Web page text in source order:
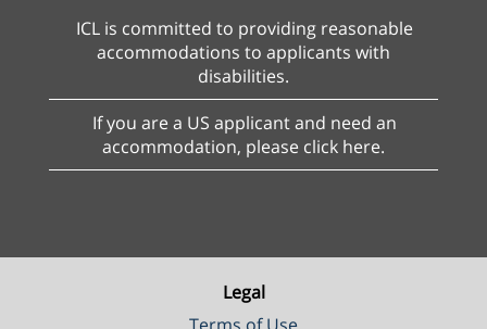
ICL is committed to providing reasonable
accommodations to applicants with
disabilities.
If you are a US applicant and need an
accommodation, please click here.
Legal
Terms of Use